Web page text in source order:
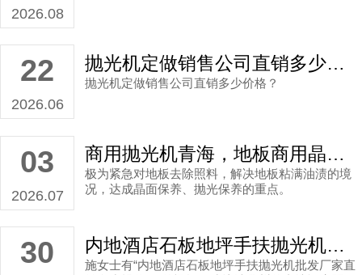
2026.08
22
2026.06
抛光机定做销售公司直销多少价格？
抛光机定做销售公司直销多少价格？
03
2026.07
商用抛光机青海，地板商用晶面抛光机生产厂家直销案例
极为紧急对地板去除照料，解决地板粘满油渍的境
况，达成晶面保养、抛光保养的重点。
30 内地酒店石板地坪手扶抛光机批发厂家直销多少报价？
施女士有“内地酒店石板地坪手扶抛光机批发厂家直